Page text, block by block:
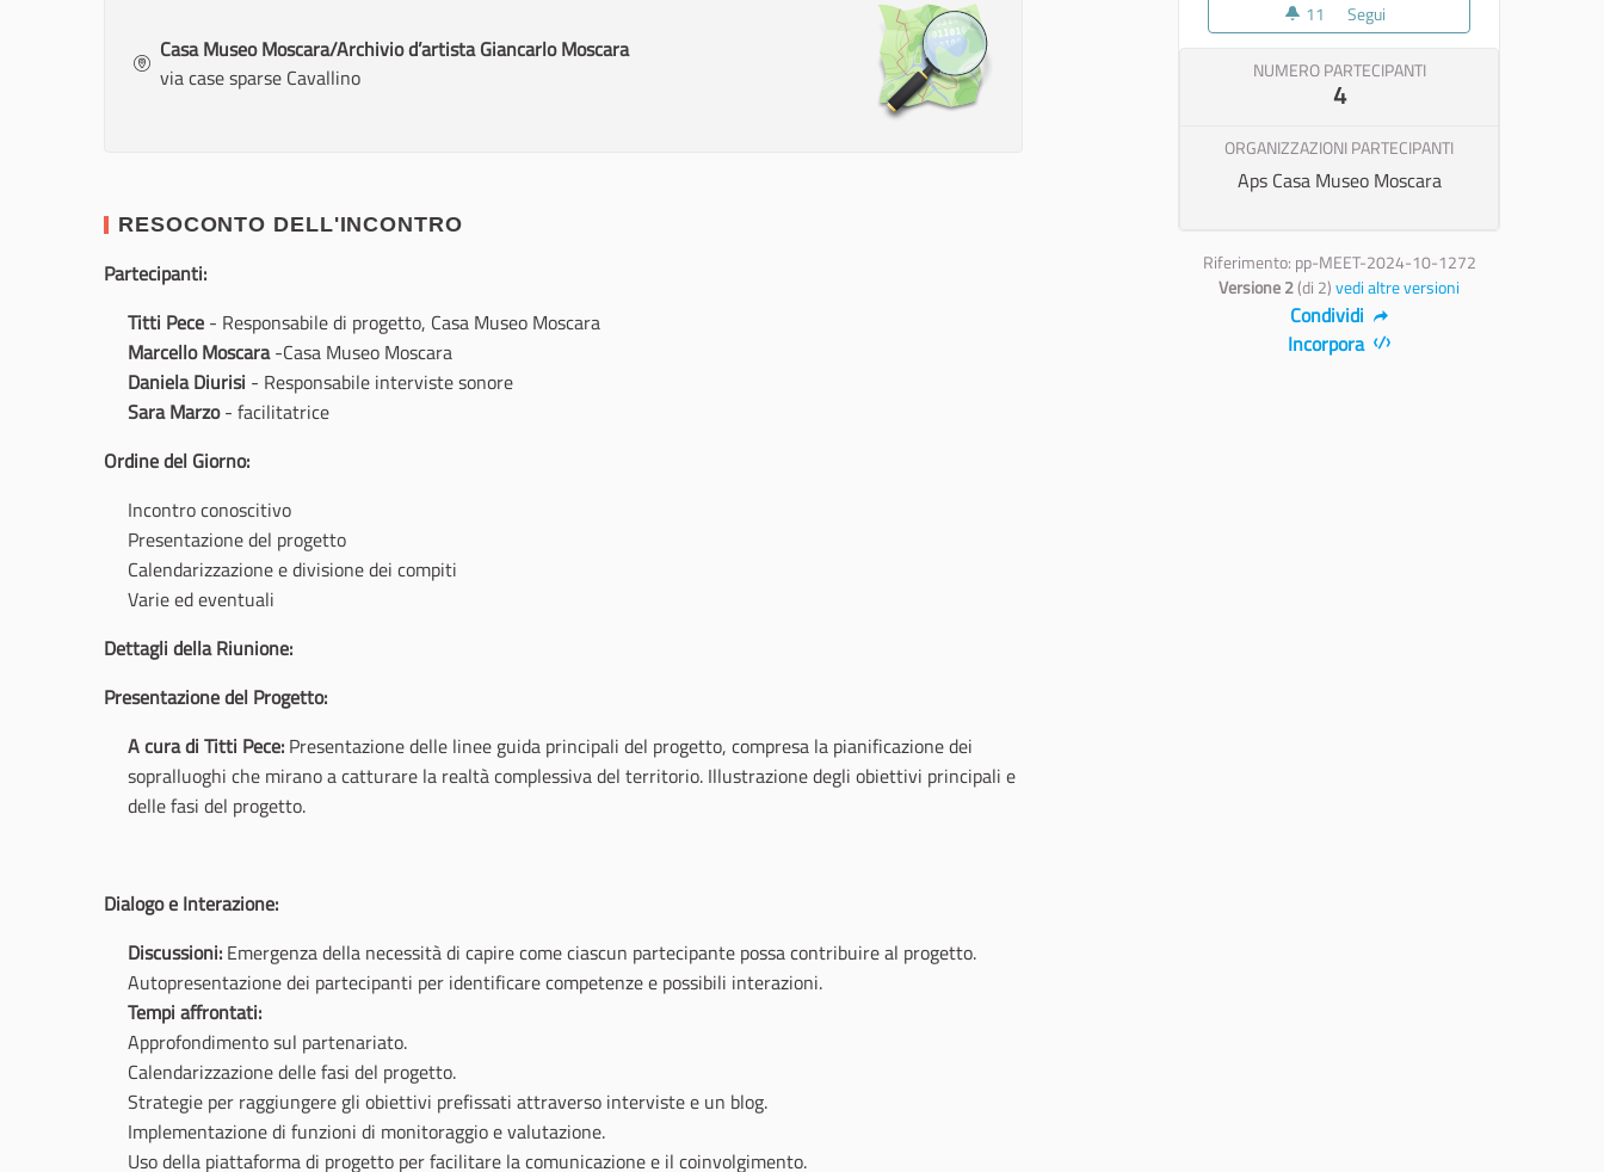
11 11 sostenitori
Segui
NUMERO PARTECIPANTI
4
ORGANIZZAZIONI PARTECIPANTI
Aps Casa Museo Moscara
Riferimento: pp-MEET-2024-10-1272
Versione 2(di 2)vedi altre versioni
Condividi
Incorpora
Casa Museo Moscara/Archivio d’artista Giancarlo Moscara
via case sparse Cavallino
RESOCONTO DELL'INCONTRO
Partecipanti:
Titti Pece - Responsabile di progetto, Casa Museo Moscara
Marcello Moscara-Casa Museo Moscara
Daniela Diurisi - Responsabile interviste sonore
Sara Marzo- facilitatrice
Ordine del Giorno:
Incontro conoscitivo
Presentazione del progetto
Calendarizzazione e divisione dei compiti
Varie ed eventuali
Dettagli della Riunione:
Presentazione del Progetto:
A cura di Titti Pece: Presentazione delle linee guida principali del progetto, compresa la pianificazione dei
sopralluoghi che mirano a catturare la realtà complessiva del territorio. Illustrazione degli obiettivi principali e
delle fasi del progetto.
Dialogo e Interazione:
Discussioni: Emergenza della necessità di capire come ciascun partecipante possa contribuire al progetto.
Autopresentazione dei partecipanti per identificare competenze e possibili interazioni.
Tempi affrontati:
Approfondimento sul partenariato.
Calendarizzazione delle fasi del progetto.
Strategie per raggiungere gli obiettivi prefissati attraverso interviste e un blog.
Implementazione di funzioni di monitoraggio e valutazione.
Uso della piattaforma di progetto per facilitare la comunicazione e il coinvolgimento.